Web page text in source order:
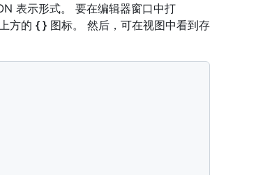
表示形式。 要在编辑器窗口中打
方的 { }图标。 然后，可在视图中看到存